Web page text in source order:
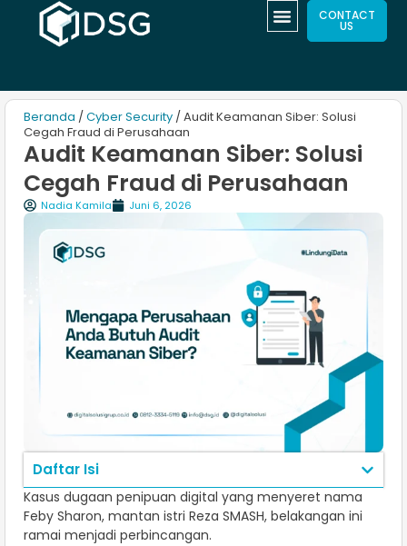
CONTACT
US
Beranda / Cyber Security / Audit Keamanan Siber: Solusi
Cegah Fraud di Perusahaan
Audit Keamanan Siber: Solusi
Cegah Fraud di Perusahaan
Nadia Kamila Juni 6, 2026
Daftar Isi
Kasus dugaan penipuan digital yang menyeret nama
Feby Sharon, mantan istri Reza SMASH, belakangan ini
ramai menjadi perbincangan.